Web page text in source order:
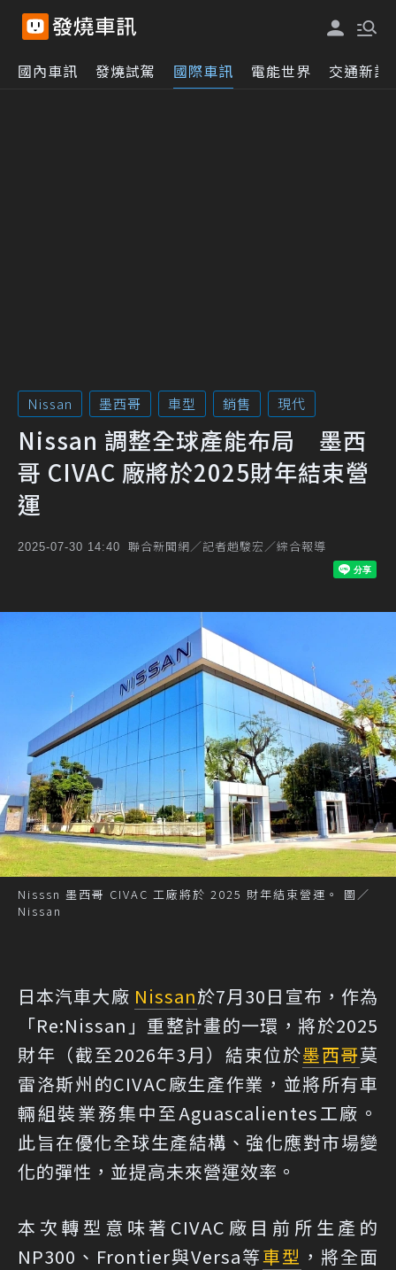
國內車訊 發燒試駕 國際車訊 電能世界 交通新訊
Nissan 墨西哥 車型 銷售 現代
Nissan 調整全球產能布局 墨西
哥 CIVAC 廠將於2025財年結束營
運
2025-07-30 14:40 聯合新聞網／記者趙駿宏／綜合報導
Nisssn 墨西哥 CIVAC 工廠將於 2025 財年結束營運。 圖／
Nissan
日本汽車大廠 Nissan於7月30日宣布，作為
「Re:Nissan」重整計畫的一環，將於2025
財年（截至2026年3月）結束位於墨西哥莫
雷洛斯州的CIVAC廠生產作業，並將所有車
輛組裝業務集中至Aguascalientes工廠。
此旨在優化全球生產結構、強化應對市場變
化的彈性，並提高未來營運效率。
本次轉型意味著CIVAC廠目前所生產的
NP300、Frontier與Versa等車型 ，將全面